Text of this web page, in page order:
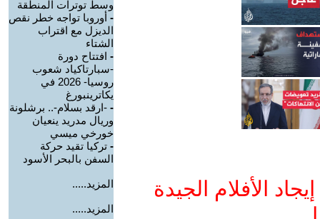
الأفلام الجيدة
وسط توترات المنطقة
- أوروبا تواجه خطر نقص
الديزل مع اقتراب
الشتاء
- افتتاح دورة
-سبارتاكياد شعوب
روسيا- 2026 في
يكاترينبورغ
- -ارقد بسلام-.. برشلونة
وريال مدريد ينعيان
خورخي ميسي
- تركيا تقيد حركة
السفن بالبحر الأسود
المزيد.....
المزيد.....